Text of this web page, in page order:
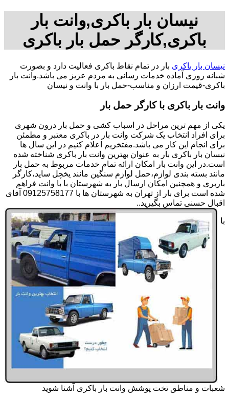
نیسان بار باکری,وانت بار
باکری,کارگر حمل بار باکری
نیسان بار باکری بار در تمام نقاط باکری فعالیت دارد و بصورت
شبانه روزی آماده خدمات رسانی به مردم عزیز می باشد.وانت بار
باکری-قیمت ارزان و مناسب-حمل بار با وانت و نیسان
وانت بار باکری با کارگر حمل بار
یکی از مهم ترین مراحل در اسباب کشی و حمل بار درون شهری
برای افراد انتخاب یک شرکت وانت بار در باکری معتبر و مطمئن
برای انجام این کار می باشد.مفتخریم اعلام کنیم در این سال ها
نیسان بار باکری بار به عنوان بهترین وانت بار باکری شناخته شده
است.در این وانت بار امکان ارائه تمام خدمات مربوط به حمل بار
مانند بسته بندی لوازم،حمل لوازم سنگین مانند یخچل ساید،کارگر
باربری و همچنین امکان ارسال بار به شهرستان با با وانت فراهم
شده است برای بار از تهران به شهرستان ها با 09125758177 آقای
اقبال حسنی تماس بگیرید..
با
شعبات و مناطق تخت پوشش وانت بار باکری آشنا شوید